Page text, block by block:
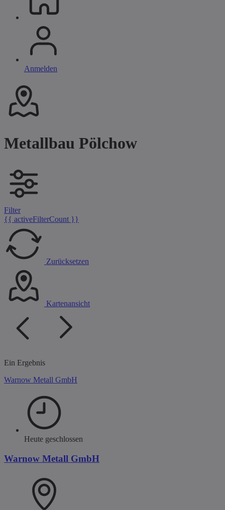
Anmelden
Metallbau Pölchow
Filter
{{ activeFilterCount }}
Zurücksetzen
Kartenansicht
Ein Ergebnis
Warnow Metall GmbH
Heute geschlossen
Warnow Metall GmbH